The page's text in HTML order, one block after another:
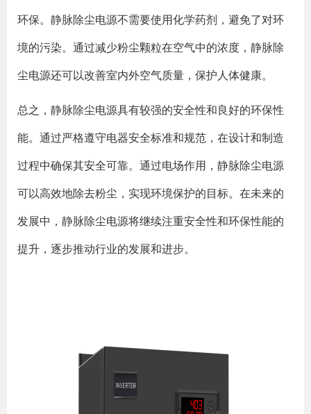
环保。静脉除尘电源不需要使用化学药剂，避免了对环
境的污染。通过减少粉尘颗粒在空气中的浓度，静脉除
尘电源还可以改善室内外空气质量，保护人体健康。
总之，静脉除尘电源具有较强的安全性和良好的环保性
能。通过严格遵守电器安全标准和规范，在设计和制造
过程中确保其安全可靠。通过电场作用，静脉除尘电源
可以高效地除去粉尘，实现环境保护的目标。在未来的
发展中，静脉除尘电源将继续注重安全性和环保性能的
提升，逐步推动行业的发展和进步。